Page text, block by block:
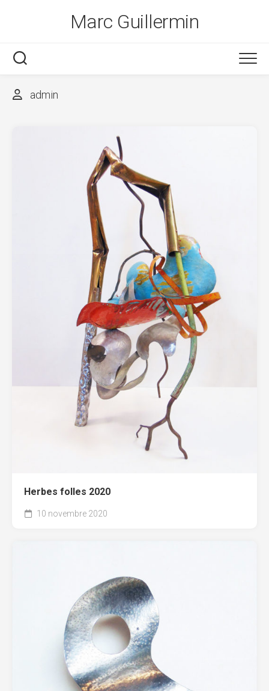
Marc Guillermin
admin
Herbes folles 2020
10 novembre 2020